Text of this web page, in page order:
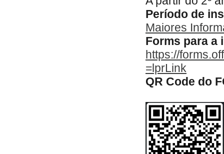
Período de
Maiores
Forms para a
https://
=lprLink
QR Code do